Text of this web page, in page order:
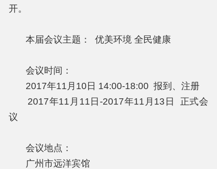
开。
本届会议主题： 优美环境 全民健康
会议时间：
2017年11月10日 14:00-18:00 报到、注册
2017年11月11日-2017年11月13日 正式会
议
会议地点：
广州市远洋宾馆